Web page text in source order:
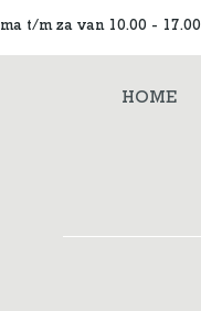
ma t/m za van 10.00 - 17.00
HOME